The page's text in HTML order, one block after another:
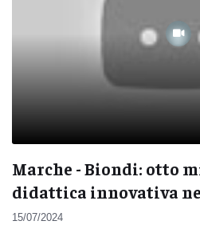
Marche - Biondi: otto
didattica innovativa
15/07/2024